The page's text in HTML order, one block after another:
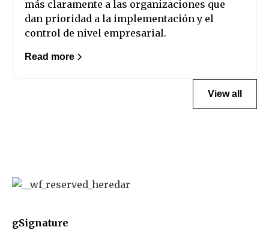
más claramente a las organizaciones que
dan prioridad a la implementación y el
control de nivel empresarial.
Read more
View all
gSignature